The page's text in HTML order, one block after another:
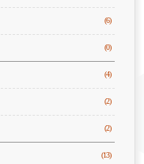
(6)
(0)
(4)
(2)
(2)
(13)